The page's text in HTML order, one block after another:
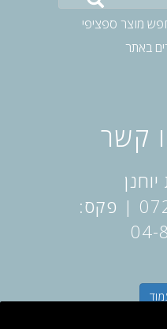
מוצר ספציפי
באתר
קשר
| פקס:
04-